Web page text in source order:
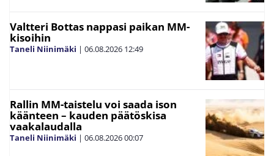
Valtteri Bottas nappasi paikan MM-
kisoihin
Taneli Niinimäki | 06.08.2026 12:49
Rallin MM-taistelu voi saada ison
käänteen – kauden päätöskisa
vaakalaudalla
Taneli Niinimäki | 06.08.202600:07